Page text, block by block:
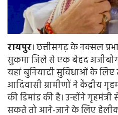
रायपुर। छत्तीसगढ़ के नक्सल
सुकमा जिले से एक बेहद
यहां बुनियादी सुविधाओं के
आदिवासी ग्रामीणों ने केंद्रीय
की डिमांड की है। उन्होंने
सकते तो आने-जाने के लिए